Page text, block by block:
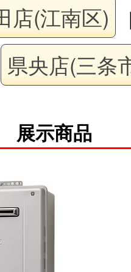
店(江南区)
県央店(三条
展示商品